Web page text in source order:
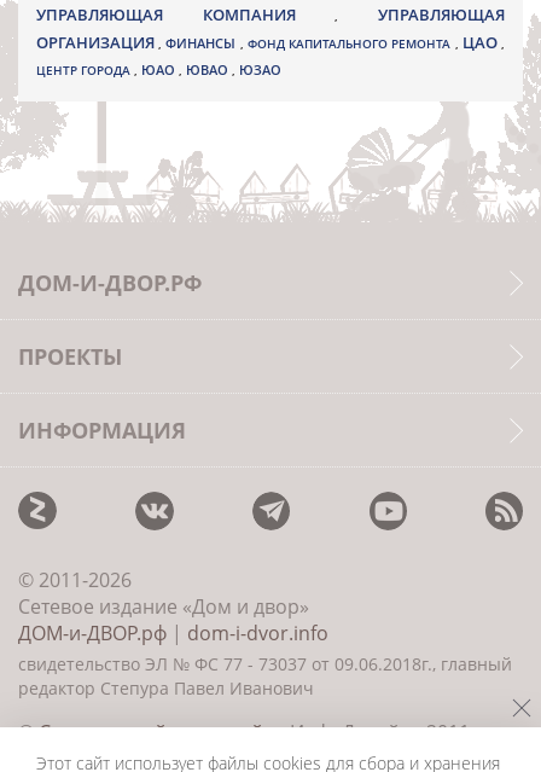
УПРАВЛЯЮЩАЯ КОМПАНИЯ,УПРАВЛЯЮЩАЯ
ОРГАНИЗАЦИЯ,ФИНАНСЫ , ФОНД КАПИТАЛЬНОГО РЕМОНТА , ЦАО,
ЦЕНТР ГОРОДА , ЮАО , ЮВАО , ЮЗАО
ДОМ-И-ДВОР.РФ
ПРОЕКТЫ
ИНФОРМАЦИЯ
© 2011-2026
Сетевое издание «Дом и двор»
ДОМ-и-ДВОР.рф | dom-i-dvor.info
свидетельство ЭЛ № ФС 77 - 73037 от 09.06.2018г., главный
редактор Степура Павел Иванович
©Создание сайта и дизайн«ИнфоДизайн» 2011—
2026
Этот сайт использует файлы cookies для сбора и хранения